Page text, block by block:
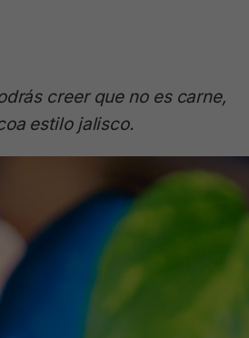
creer que no es carne,
estilo jalisco.